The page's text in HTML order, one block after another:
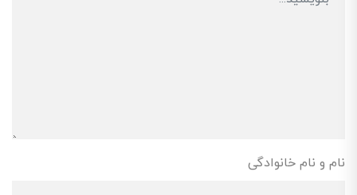
نام و نام خانوادگی